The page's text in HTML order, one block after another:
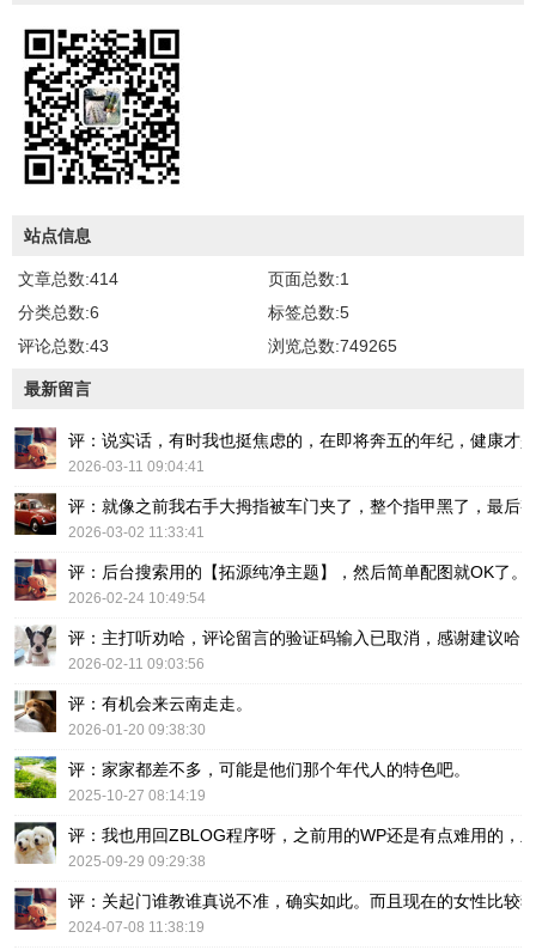
站点信息
文章总数:414
页面总数:1
分类总数:6
标签总数:5
评论总数:43
浏览总数:749265
最新留言
评：说实话，有时我也挺焦虑的，在即将奔五的年纪，健康才
2026-03-11 09:04:41
评：就像之前我右手大拇指被车门夹了，整个指甲黑了，最后
2026-03-02 11:33:41
评：后台搜索用的【拓源纯净主题】，然后简单配图就OK了。
2026-02-24 10:49:54
评：主打听劝哈，评论留言的验证码输入已取消，感谢建议哈！
2026-02-11 09:03:56
评：有机会来云南走走。
2026-01-20 09:38:30
评：家家都差不多，可能是他们那个年代人的特色吧。
2025-10-27 08:14:19
评：我也用回ZBLOG程序呀，之前用的WP还是有点难用的，
2025-09-29 09:29:38
评：关起门谁教谁真说不准，确实如此。而且现在的女性比较
2024-07-08 11:38:19